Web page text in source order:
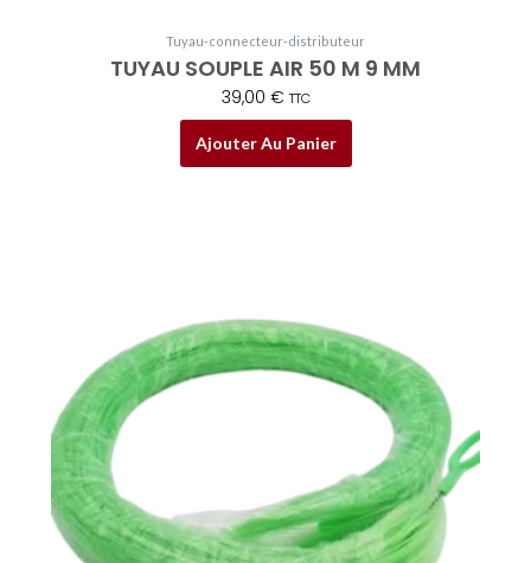
Tuyau-connecteur-distributeur
TUYAU SOUPLE AIR 50 M 9 MM
39,00 € TTC
Ajouter Au Panier